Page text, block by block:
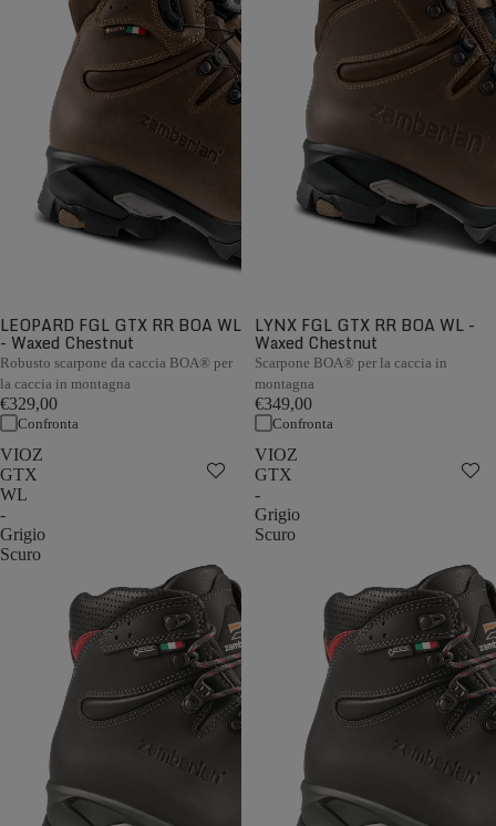
LEOPARD FGL GTX RR BOA WL
- Waxed Chestnut
Robusto scarpone da caccia BOA® per
la caccia in montagna
€329,00
Confronta
LYNX FGL GTX RR BOA WL -
Waxed Chestnut
Scarpone BOA® per la caccia in
montagna
€349,00
Confronta
VIOZ
GTX
WL
-
Grigio
Scuro
VIOZ
GTX
-
Grigio
Scuro